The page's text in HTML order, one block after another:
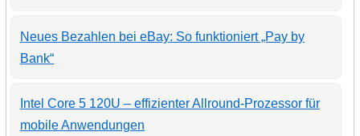
Neues Bezahlen bei eBay: So funktioniert „Pay by
Bank“
Intel Core 5 120U – effizienter Allround-Prozessor für
mobile Anwendungen